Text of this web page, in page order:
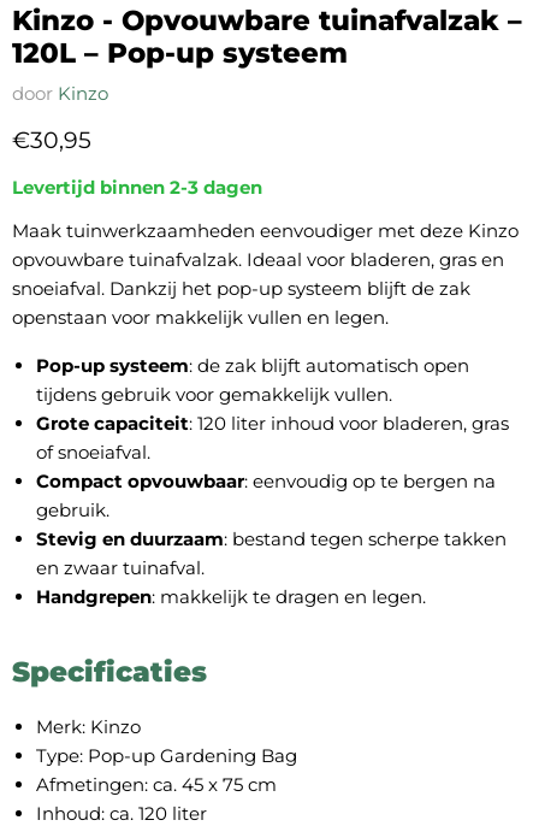
Kinzo - Opvouwbare tuinafvalzak –
120L – Pop-up systeem
door Kinzo
Huidige prijs
€30,95
Levertijd binnen 2-3 dagen
Maak tuinwerkzaamheden eenvoudiger met deze Kinzo
opvouwbare tuinafvalzak. Ideaal voor bladeren, gras en
snoeiafval. Dankzij het pop-up systeem blijft de zak
openstaan voor makkelijk vullen en legen.
Pop-up systeem: de zak blijft automatisch open
tijdens gebruik voor gemakkelijk vullen.
Grote capaciteit: 120 liter inhoud voor bladeren, gras
of snoeiafval.
Compact opvouwbaar: eenvoudig op te bergen na
gebruik.
Stevig en duurzaam: bestand tegen scherpe takken
en zwaar tuinafval.
Handgrepen: makkelijk te dragen en legen.
Specificaties
Merk: Kinzo
Type: Pop-up Gardening Bag
Afmetingen: ca. 45 x 75 cm
Inhoud: ca. 120 liter